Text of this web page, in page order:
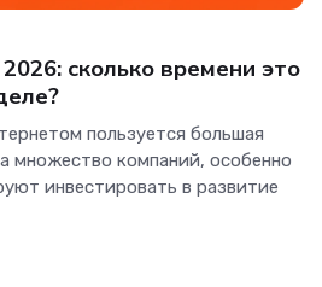
сколько времени это
пользуется большая
множество компаний, особенно
инвестировать в развитие